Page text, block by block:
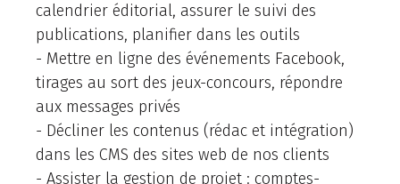
calendrier éditorial, assurer le suivi des
publications, planifier dans les outils
- Mettre en ligne des événements Facebook,
tirages au sort des jeux-concours, répondre
aux messages privés
- Décliner les contenus (rédac et intégration)
dans les CMS des sites web de nos clients
- Assister la gestion de projet : comptes-